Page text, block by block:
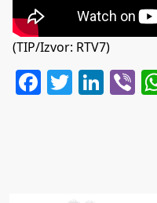
(TIP/Izvor: RTV7)
Facebook
Twitter